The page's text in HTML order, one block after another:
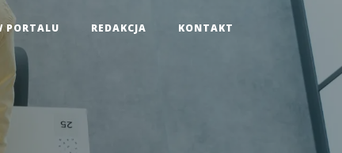
PORTALU REDAKCJA KONTAKT